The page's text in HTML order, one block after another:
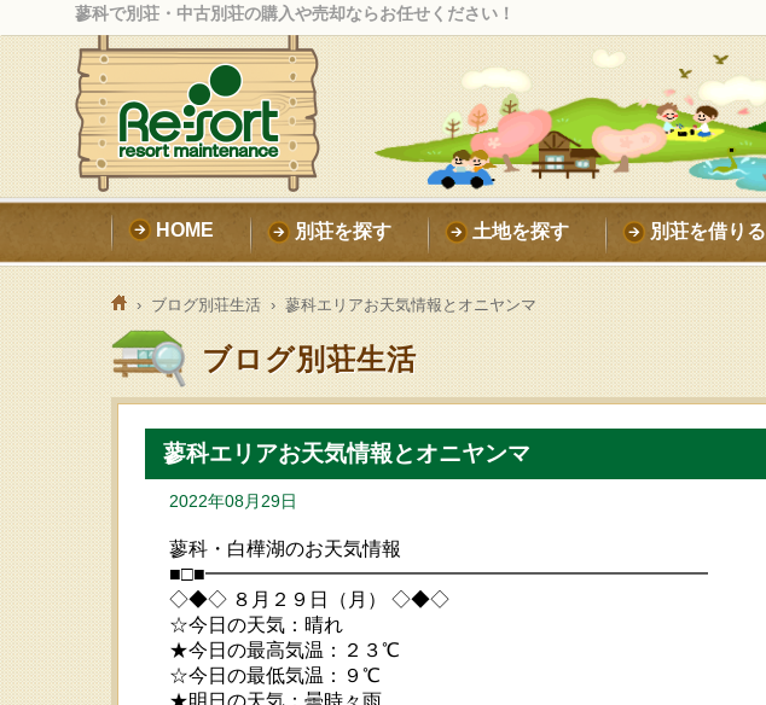
蓼科で別荘・中古別荘の購入や売却ならお任せください！
HOME 別荘を探す 土地を探す 別荘を借りる
›ブログ別荘生活› 蓼科エリアお天気情報とオニヤンマ
ブログ別荘生活
蓼科エリアお天気情報とオニヤンマ
2022年08月29日
蓼科・白樺湖のお天気情報
■□■━━━━━━━━━━━━━━━━━━━━━━━━━━
◇◆◇ ８月２９日（月） ◇◆◇
☆今日の天気：晴れ
★今日の最高気温：２３℃
☆今日の最低気温：９℃
★明日の天気：曇時々雨